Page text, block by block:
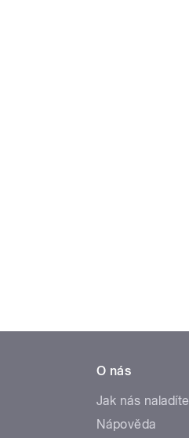
O nás
Jak nás naladíte
Nápověda